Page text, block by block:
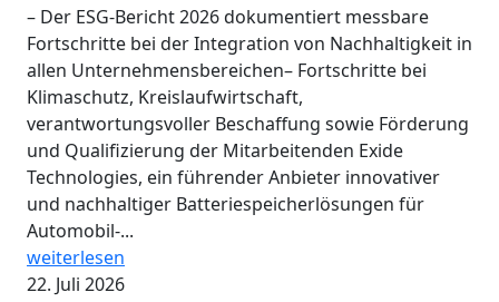
– Der ESG-Bericht 2026 dokumentiert messbare
Fortschritte bei der Integration von Nachhaltigkeit in
allen Unternehmensbereichen– Fortschritte bei
Klimaschutz, Kreislaufwirtschaft,
verantwortungsvoller Beschaffung sowie Förderung
und Qualifizierung der Mitarbeitenden Exide
Technologies, ein führender Anbieter innovativer
und nachhaltiger Batteriespeicherlösungen für
Automobil-...
weiterlesen
22. Juli 2026